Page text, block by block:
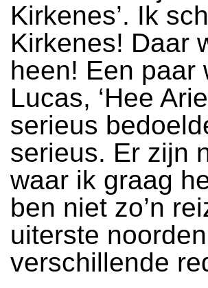
Kirkenes’. Ik
Kirkenes! Daar
heen! Een paar
Lucas, ‘Hee
serieus
serieus. Er zijn
waar ik graag
ben niet zo’n
uiterste
verschillende